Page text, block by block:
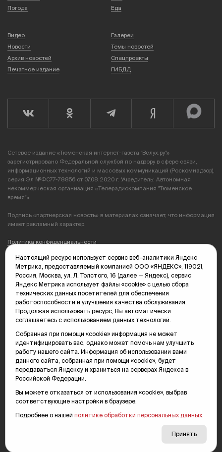
Погода
Еда
Видео
Галереи
Новости
Темы новостей
Архив новостей
Спецпроекты
Печатное издание
ГИБДД
Сетевое издание «Тюменская интернет-газета "Вслух.ру"»
зарегистрировано Федеральной службой по надзору в сфере связи,
информационных технологий и массовых коммуникаций (Роскомнадзор),
серия Эл №ФС77-78856 от 07.08.2020 г. Учредитель: Автономная
некоммерческая организация «Телерадиокомпания "Тюменское
время"».
Подпись «партнерская новость» в материалах означает, что информация
имеет рекламный характер.
Политика конфиденциальности
Редакция: 625035, Тюмень, пр. Геологоразведчиков, 28А
(3452) 68-89-05
edit@vsluh.ru
Главный редактор: Панкина Т.Ю.
kika@vsluh.ru
По вопросам рекламы:
(3452) 68-89-78
kotovaev@sibinformburo.ru
mim@vsluh.ru
16+
Настоящий ресурс использует сервис веб-аналитики Яндекс
Метрика, предоставляемый компанией ООО «ЯНДЕКС», 119021,
Россия, Москва, ул. Л. Толстого, 16 (далее — Яндекс), сервис
Яндекс Метрика использует файлы «cookie» с целью сбора
технических данных посетителей для обеспечения
работоспособности и улучшения качества обслуживания.
Продолжая использовать ресурс, Вы автоматически
соглашаетесь с использованием данных технологий.
Собранная при помощи «cookie» информация не может
идентифицировать вас, однако может помочь нам улучшить
работу нашего сайта. Информация об использовании вами
данного сайта, собранная при помощи «cookie», будет
передаваться Яндексу и храниться на серверах Яндекса в
Российской Федерации.
Вы можете отказаться от использования «cookie», выбрав
соответствующие настройки в браузере.
Подробнее о нашей политике обработки персональных данных
Принять